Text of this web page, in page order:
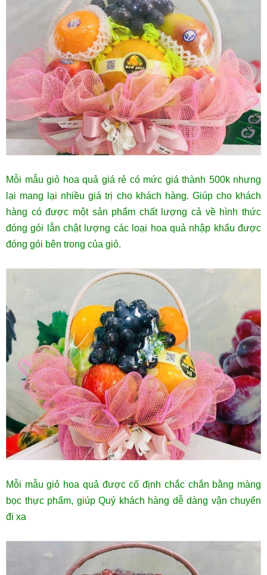
Mỗi mẫu giỏ hoa quả giá rẻ có mức giá thành 500k nhưng
lại mang lại nhiều giá trị cho khách hàng. Giúp cho khách
hàng có được một sản phẩm chất lượng cả về hình thức
đóng gói lẫn chật lượng các loại hoa quả nhập khẩu được
đóng gói bên trong của giỏ.
Mỗi mẫu giỏ hoa quả được cố định chắc chắn bằng màng
bọc thực phẩm, giúp Quý khách hàng dễ dàng vận chuyển
đi xa